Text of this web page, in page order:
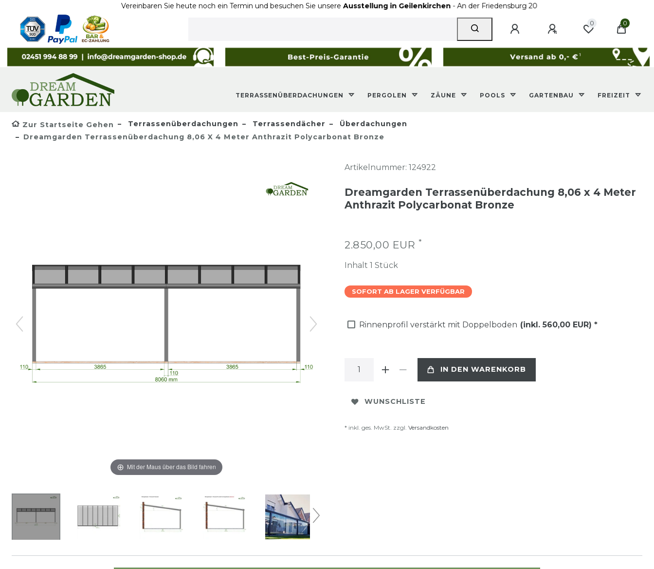
Vereinbaren Sie heute noch ein Termin und besuchen Sie unsere Ausstellung in Geilenkirchen- An der Friedensburg 20
0 0
TERRASSENÜBERDACHUNGEN PERGOLEN ZÄUNE POOLS GARTENBAU FREIZEIT
Zur Startseite Gehen Terrassenüberdachungen Terrassendächer
Überdachungen
Dreamgarden Terrassenüberdachung 8,06 X 4 Meter Anthrazit Polycarbonat Bronze
Mit der Maus über das Bild fahren
Artikelnummer: 124922
Dreamgarden Terrassenüberdachung 8,06 x 4 Meter
Anthrazit Polycarbonat Bronze
2.850,00 EUR *
Inhalt 1 Stück
SOFORT AB LAGER VERFÜGBAR
Rinnenprofil verstärkt mit Doppelboden (inkl. 560,00 EUR) *
IN DEN WARENKORB
WUNSCHLISTE
* inkl. ges. MwSt. zzgl. Versandkosten